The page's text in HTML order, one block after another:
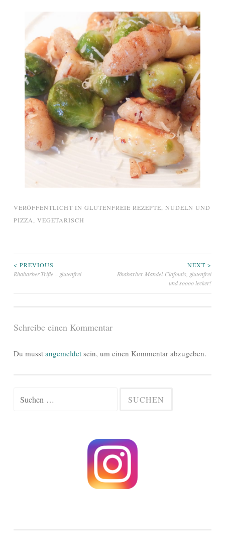
VERÖFFENTLICHT IN GLUTENFREIE REZEPTE NUDELN UND
PIZZA
VEGETARISCH
Beitragsnavigation
< PREVIOUS
Rhabarber-Trifle – glutenfrei
NEXT >
Rhabarber-Mandel-Clafoutis, glutenfrei
und soooo lecker!
Schreibe einen Kommentar
Du musst angemeldet sein, um einen Kommentar abzugeben.
Suchen